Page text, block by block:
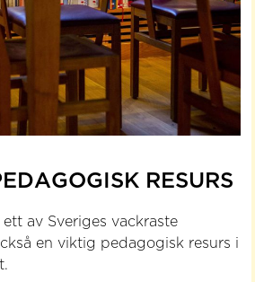
RESURS
av Sveriges vackraste
en viktig pedagogisk resurs i